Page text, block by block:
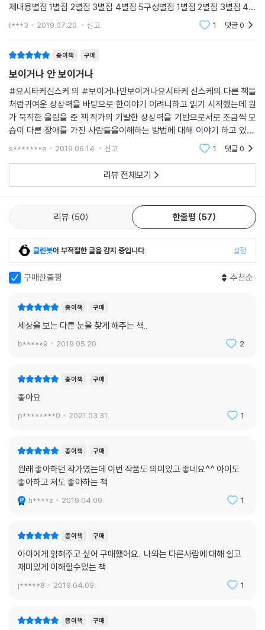
? 나와 다른 상대를 받아들인다는 것
넣지 않았어요.
이토 : 나와 다른 상대를 서로 받아들이는 아량과 합의가 있어야 가능한 ‘재
미’인 거죠. 안 그러면 신중하지 못한 말이 될 수도 있어요.
요시타케 : 어린이들이 처음엔 그냥 웃으면서 재미있게 읽어 주면 좋겠어
요. 욕심을 좀 부리자면, 이 책을 다 읽었을 때 ‘그러고 보니 과연 그렇네.’라
며 생각이 조금 바뀌거나, 오래 지나서 다시 읽어 보고 ‘이거, 다름을 바라
보는 시선에 대한 책인가?’ 하고 알아차린다면 더 기쁠 거예요. 이토 선생
님의 책 덕분에 나올 수 있었던 책이니만큼, 이 책을 읽은 어린이가 자라서
이토 선생님 책의 독자가 되면 좋겠고요.
제내용별점 1별점 2별점 3별점 4별점 5구성별점 1별점 2별점 3별점 4별
점 5[티몬] [삼성] 김치플러스 RP22N3111S9 (221 L) http://me2.do/
f***3 2019.07.20. 신고 1 댓글0
종이책 구매
보이거나 안 보이거나
#요시타케신스케 의 #보이거나안보이거나요시타케 신스케의 다른 책들
처럼귀여운 상상력을 바탕으로 한이야기 이려니하고 읽기 시작했는데 뭔
가 묵직한 울림을 준 책.작가의 기발한 상상력을 기반으로서로 조금씩 모
습이 다른 장애를 가진 사람들을이해하는 방법에 대해 이야기 하고 있다.
우주를 여행하고 기록하는 주인공이눈이 4개 달렸다거나 다리가 매우 길
s*******e 2019.06.14. 신고 1 댓글0
리뷰 전체보기
리뷰 50 한줄평 57
클린봇이 부적절한 글을 감지 중입니다. 설정
구매한줄평 추천순
종이책 구매
세상을 보는 다른 눈을 찾게 해주는 책..
b*****9 2019.05.20. 2
종이책 구매
좋아요
p********0 2021.03.31. 1
종이책 구매
원래 좋아하던 작가였는데 이번 작품도 의미있고 좋네요^^ 아이도
좋아하고 저도 좋아하는 책
h****z 2019.04.09. 1
종이책 구매
아이에게 읽혀주고 싶어 구매했어요.. 나와는 다른사람에 대해 쉽고
재미있게 이해할수있는 책
j*****8 2019.04.09. 1
종이책 구매